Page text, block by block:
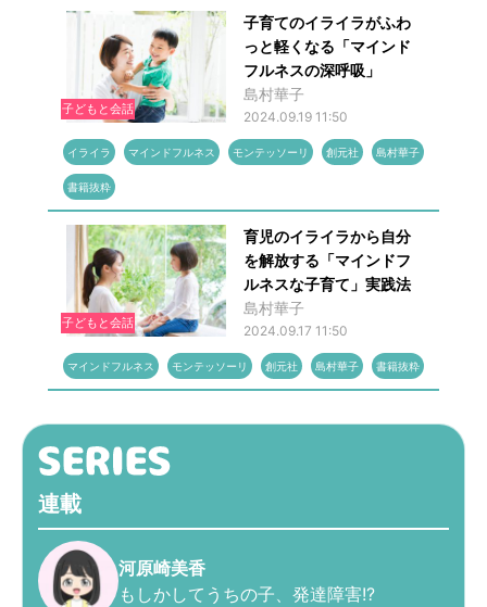
子どもと会話
子育てのイライラがふわ
っと軽くなる「マインド
フルネスの深呼吸」
島村華子
2024.09.19 11:50
イライラ マインドフルネス モンテッソーリ 創元社 島村華子
書籍抜粋
子どもと会話
育児のイライラから自分
を解放する「マインドフ
ルネスな子育て」実践法
島村華子
2024.09.17 11:50
マインドフルネス モンテッソーリ 創元社 島村華子 書籍抜粋
連載
河原崎美香
もしかしてうちの子、発達障害!?